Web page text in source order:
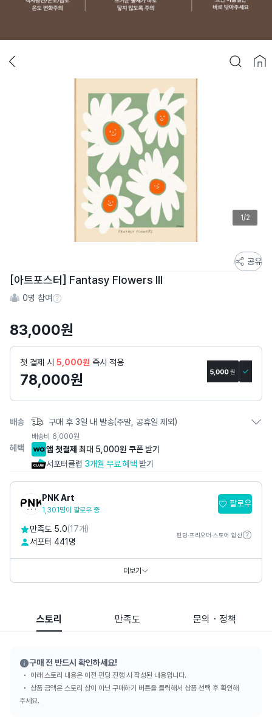
1/2
토
어
스
리
상
지
공유
[아트포스터] Fantasy Flowers III
0명 참여참여 수 정보
83,000원
첫 결제 시 5,000원 즉시 적용
78,000원
배송 구매 후 3일 내 발송(주말, 공휴일 제외)
배송비 6,000원
혜택 앱 첫결제 최대 5,000원 쿠폰 받기
서포터클럽 3개월 무료 혜택 받기
PNK Art
1,301명이 팔로우 중
팔로우
만족도 5.0(17개)
서포터 441명
펀딩·프리오더·스토어 합산
더보기
스토리 만족도 문의・정책
구매 전 반드시 확인하세요!
아래 스토리 내용은 이전 펀딩 진행 시 작성된 내용입니다.
상품 금액은 스토리 상이 아닌 구매하기 버튼을 클릭해서 상품 선택 후 확인해
주세요.